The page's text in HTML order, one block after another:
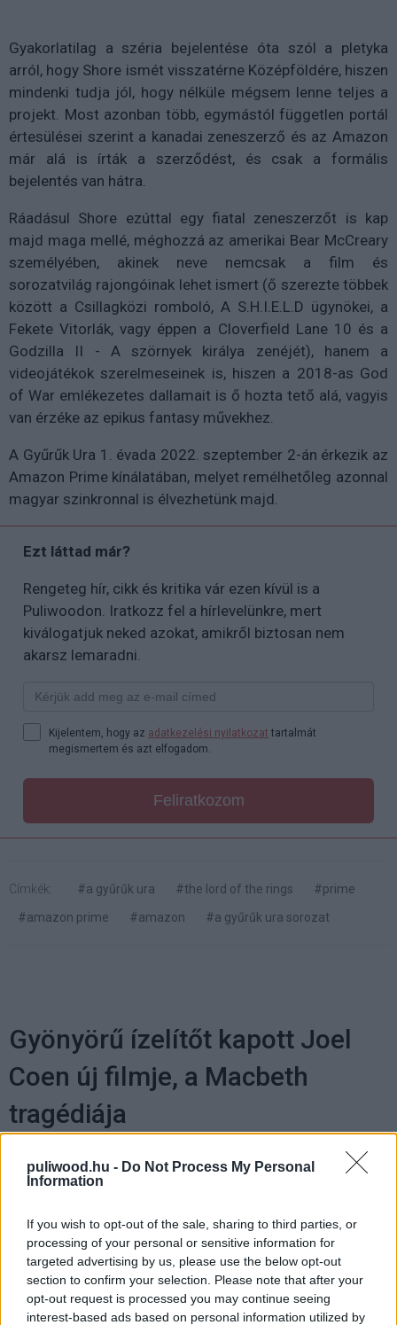
puliwood.hu - Do Not Process My Personal
Information
If you wish to opt-out of the sale, sharing to third parties, or
processing of your personal or sensitive information for
targeted advertising by us, please use the below opt-out
section to confirm your selection. Please note that after your
opt-out request is processed you may continue seeing
interest-based ads based on personal information utilized by
Gyakorlatilag a széria bejelentése óta szól a pletyka
arról, hogy Shore ismét visszatérne Középföldére, hiszen
mindenki tudja jól, hogy nélküle mégsem lenne teljes a
projekt. Most azonban több, egymástól független portál
értesülései szerint a kanadai zeneszerző és az Amazon
már alá is írták a szerződést, és csak a formális
bejelentés van hátra.
Ráadásul Shore ezúttal egy fiatal zeneszerzőt is kap
majd maga mellé, méghozzá az amerikai Bear McCreary
személyében, akinek neve nemcsak a film és
sorozatvilág rajongóinak lehet ismert (ő szerezte többek
között a Csillagközi romboló, A S.H.I.E.L.D ügynökei, a
Fekete Vitorlák, vagy éppen a Cloverfield Lane 10 és a
Godzilla II - A szörnyek királya zenéjét), hanem a
videojátékok szerelmeseinek is, hiszen a 2018-as God
of War emlékezetes dallamait is ő hozta tető alá, vagyis
van érzéke az epikus fantasy művekhez.
A Gyűrűk Ura 1. évada 2022. szeptember 2-án érkezik az
Amazon Prime kínálatában, melyet remélhetőleg azonnal
magyar szinkronnal is élvezhetünk majd.
Ezt láttad már?
Rengeteg hír, cikk és kritika vár ezen kívül is a
Puliwoodon. Iratkozz fel a hírlevelünkre, mert
kiválogatjuk neked azokat, amikről biztosan nem
akarsz lemaradni.
Kijelentem, hogy az adatkezelési nyilatkozat tartalmát
megismertem és azt elfogadom.
Feliratkozom
Címkék: #a gyűrűk ura #the lord of the rings
#prime
#amazon prime
#amazon #a gyűrűk ura sorozat
Gyönyörű ízelítőt kapott Joel
Coen új filmje, a Macbeth
tragédiája
A munkálatokban ezúttal csak Joel vett részt
a Coen-tesók közül, de a videó alapján nincs
okunk a panaszkodásra.